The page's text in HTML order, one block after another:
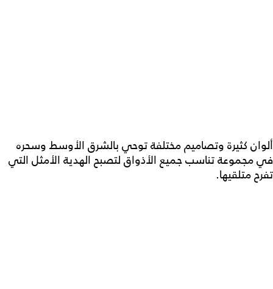
ألوان كثيرة وتصاميم مختلفة توحي بالشرق الأوسط وسحره
في مجموعة تناسب جميع الأذواق لتصبح الهدية الأمثل التي
تفرح متلقيها.